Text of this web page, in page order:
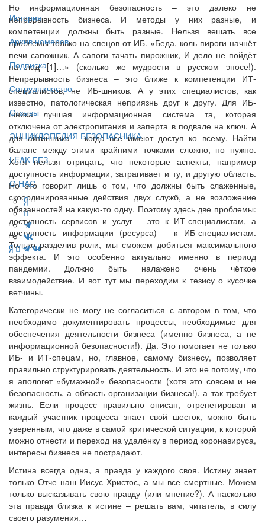
История
Архив номеров
Подписка
Сотрудничество
Отзывы
ЭНЦИКЛОПЕДИЯ БЕЗОПАСНИКА
LEAK-БЕЗ
О НАС
Но информационная безопасность – это далеко не
непрерывность бизнеса. И методы у них разные, и
компетенции должны быть разные. Нельзя вешать все
проблемы только на спецов от ИБ. «Беда, коль пироги начнёт
печи сапожник, А сапоги тачать пирожник, И дело не пойдёт
на лад [1]…» (сколько же мудрости в русском эпосе!).
Непрерывность бизнеса – это ближе к компетенции ИТ-
специалистов, не ИБ-шников. А у этих специалистов, как
известно, патологическая неприязнь друг к другу. Для ИБ-
шника лучшая информационная система та, которая
отключена от электропитания и заперта в подвале на ключ. А
для айтишника – когда все имеют доступ ко всему. Найти
баланс между этими крайними точками сложно, но нужно.
Хотя нельзя отрицать, что некоторые аспекты, например
доступность информации, затрагивает и ту, и другую область.
Но это говорит лишь о том, что должны быть слаженные,
скоординированные действия двух служб, а не возложение
обязанностей на какую-то одну. Поэтому здесь две проблемы:
доступность сервисов и услуг – это к ИТ-специалистам, а
доступность информации (ресурса) – к ИБ-специалистам.
Только разделив роли, мы сможем добиться максимального
эффекта. И это особенно актуально именно в период
пандемии. Должно быть налажено очень чёткое
взаимодействие. И вот тут мы переходим к тезису о кусочке
ветчины.
Категорически не могу не согласиться с автором в том, что
необходимо документировать процессы, необходимые для
обеспечения деятельности бизнеса (именно бизнеса, а не
информационной безопасности!). Да. Это помогает не только
ИБ- и ИТ-спецам, но, главное, самому бизнесу, позволяет
правильно структурировать деятельность. И это не потому, что
я апологет «бумажной» безопасности (хотя это совсем и не
безопасность, а область организации бизнеса!), а так требует
жизнь. Если процесс правильно описан, отрепетирован и
каждый участник процесса знает свой шесток, можно быть
уверенным, что даже в самой критической ситуации, к которой
можно отнести и переход на удалёнку в период коронавируса,
интересы бизнеса не пострадают.
Истина всегда одна, а правда у каждого своя. Истину знает
только Отче наш Иисус Христос, а мы все смертные. Можем
только высказывать свою правду (или мнение?). А насколько
эта правда близка к истине – решать вам, читатель, в силу
своего разумения…